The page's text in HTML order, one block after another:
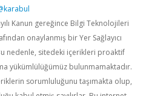
Kanun gereğince Bilgi Teknolojileri
onaylanmış bir Yer Sağlayıcı
nedenle, sitedeki içerikleri proaktif
yükümlülüğümüz bulunmamaktadır.
sorumluluğunu taşımakta olup,